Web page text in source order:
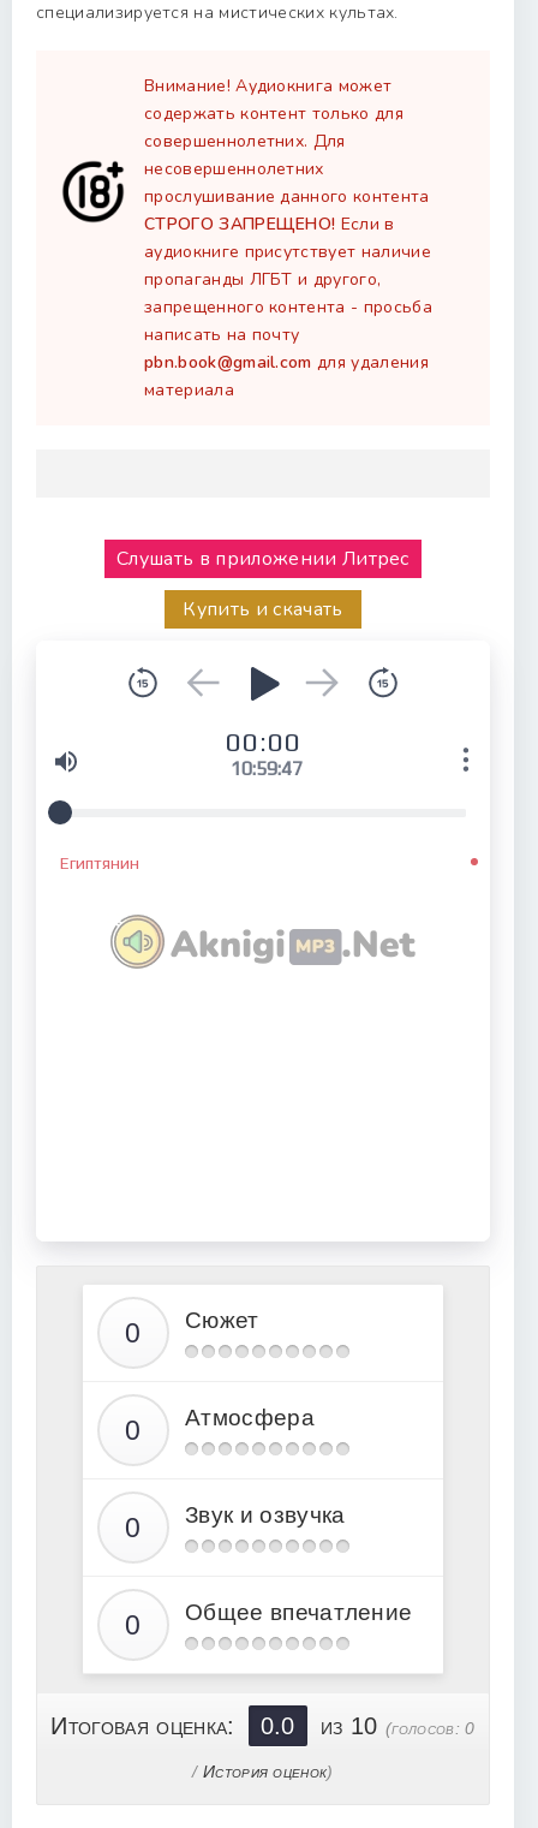
специализируется на мистических культах.
Внимание! Аудиокнига может
содержать контент только для
совершеннолетних. Для
несовершеннолетних
прослушивание данного контента
СТРОГО ЗАПРЕЩЕНО! Если в
аудиокниге присутствует наличие
пропаганды ЛГБТ и другого,
запрещенного контента - просьба
написать на почту
pbn.book@gmail.com для удаления
материала
Слушать в приложении Литрес
Купить и скачать
00:00
10:59:47
Египтянин
Сюжет
Атмосфера
Звук и озвучка
Общее впечатление
Итоговая оценка: 0.0 из 10(голосов:0
/ История оценок)